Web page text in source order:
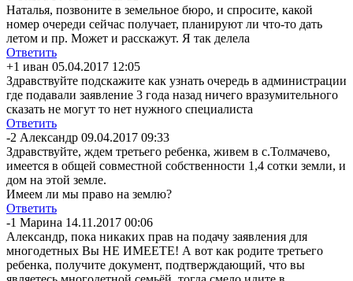
Наталья, позвоните в земельное бюро, и спросите, какой
номер очереди сейчас получает, планируют ли что-то дать
летом и пр. Может и расскажут. Я так делела
Ответить
+1 иван 05.04.2017 12:05
Здравствуйте подскажите как узнать очередь в администрации
где подавали заявление 3 года назад ничего вразумительного
сказать не могут то нет нужного специалиста
Ответить
-2 Александр 09.04.2017 09:33
Здравствуйте, ждем третьего ребенка, живем в с.Толмачево,
имеется в общей совместной собственности 1,4 сотки земли, и
дом на этой земле.
Имеем ли мы право на землю?
Ответить
-1 Марина 14.11.2017 00:06
Александр, пока никаких прав на подачу заявления для
многодетных Вы НЕ ИМЕЕТЕ! А вот как родите третьего
ребенка, получите документ, подтверждающий, что вы